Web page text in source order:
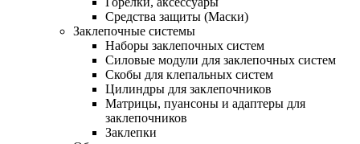
Средства защиты (Маски)
Заклепочные системы
Наборы заклепочных систем
Силовые модули для заклепочных систем
Скобы для клепальных систем
Цилиндры для заклепочников
Матрицы, пуансоны и адаптеры для
заклепочников
Заклепки